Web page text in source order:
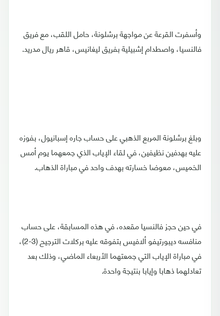
وأسفرت القرعة عن مواجهة برشلونة، حامل اللقب، مع فريق
فالنسيا، واصطدام إشبيلية بفريق ليغانيس، قاهر ريال مدريد.
وبلغ برشلونة المربع الذهبي على حساب جاره إسبانيول، بفوزه
عليه بهدفين نظيفين، في لقاء الإياب الذي جمعهما يوم أمس
الخميس، معوضا خسارته بهدف واحد في مباراة الذهاب.
في حين حجز فالنسيا مقعده، في هذه المسابقة، على حساب
منافسه ديبورتيفو ألافيس بتفوقه عليه بركلات الترجيح (3-2)،
في مباراة الإياب التي جمعتهما الأربعاء الماضي، وذلك بعد
تعادلهما ذهابا وإيابا بنتيجة واحدة.